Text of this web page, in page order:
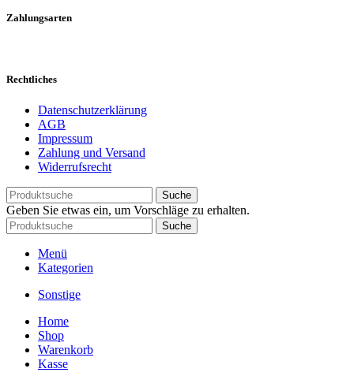
Zahlungsarten
Rechtliches
Datenschutzerklärung
AGB
Impressum
Zahlung und Versand
Widerrufsrecht
Suche
Geben Sie etwas ein, um Vorschläge zu erhalten.
Suche
Menü
Kategorien
Sonstige
Home
Shop
Warenkorb
Kasse